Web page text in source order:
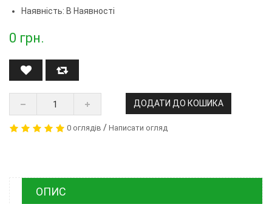
Наявність: В Наявності
0 грн.
ДОДАТИ ДО КОШИКА
0 оглядів / Написати огляд
ОПИС